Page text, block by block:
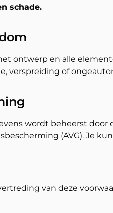
schade.
ontwerp en alle
verspreiding of
wordt beheerst
(AVG). Je
van deze